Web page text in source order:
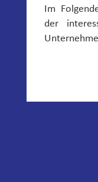
Im
der